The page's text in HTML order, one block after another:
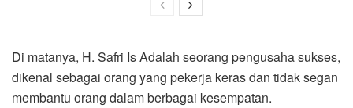
Di matanya, H. Safri Is Adalah seorang pengusaha sukses,
dikenal sebagai orang yang pekerja keras dan tidak segan
membantu orang dalam berbagai kesempatan.